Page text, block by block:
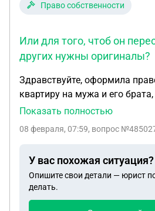
Право собственности
Или для того, чтоб он
других нужны оригиналы?
Здравствуйте, оформила
квартиру на мужа и его
реестр, сейчас брат мужа
предоставлю он может
Или для того , чтоб он
нужны оригиналы? Если ему
документов, а оригиналы
Показать полностью
08 февраля, 07:59, вопрос
У вас похожая ситуация?
Опишите свои детали — юрист
делать.